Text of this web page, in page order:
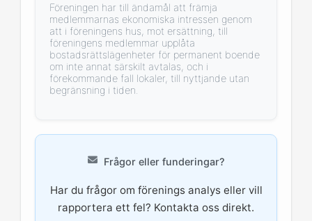
Föreningen har till ändamål att främja
medlemmarnas ekonomiska intressen genom
att i föreningens hus, mot ersättning, till
föreningens medlemmar upplåta
bostadsrättslägenheter för permanent boende
om inte annat särskilt avtalas, och i
förekommande fall lokaler, till nyttjande utan
begränsning i tiden.
Frågor eller funderingar?
Har du frågor om förenings analys eller vill
rapportera ett fel? Kontakta oss direkt.